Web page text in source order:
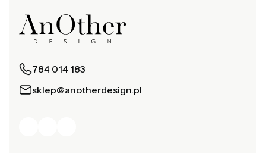
784 014 183
sklep@anotherdesign.pl